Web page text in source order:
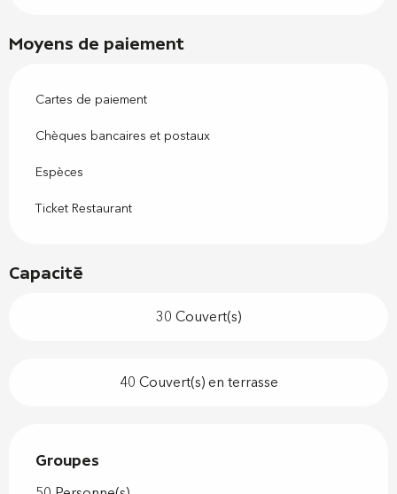
Moyens de paiement
Cartes de paiement
Chèques bancaires et postaux
Espèces
Ticket Restaurant
Capacité
30 Couvert(s)
40 Couvert(s) en terrasse
Groupes
Groupes